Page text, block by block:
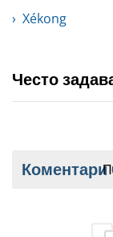
Xékong
Често
Коментари